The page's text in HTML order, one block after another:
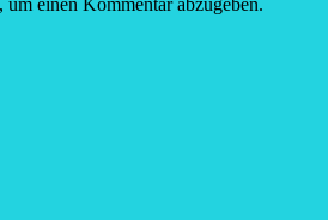
um einen Kommentar abzugeben.